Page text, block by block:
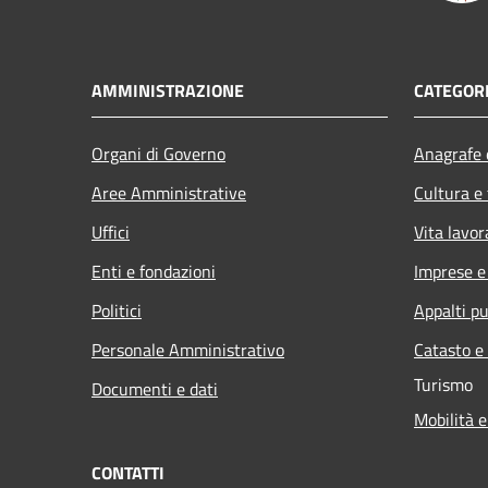
AMMINISTRAZIONE
Organi di Governo
Aree Amministrative
Uffici
Enti e fondazioni
Politici
Personale Amministrativo
Documenti e dati
Cultura
Vita
Imprese
Appalti
Catasto
Turismo
Mobilità
CONTATTI